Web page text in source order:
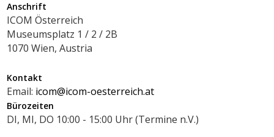
Anschrift
ICOM Österreich
Museumsplatz 1 / 2 / 2B
1070 Wien, Austria
Kontakt
Email: icom@icom-oesterreich.at
Bürozeiten
DI, MI, DO 10:00 - 15:00 Uhr (Termine n.V.)